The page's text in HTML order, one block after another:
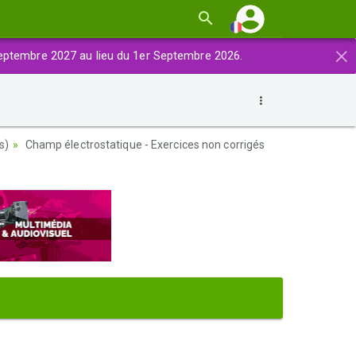
×
2027 au lieu du 1er Septembre 2026.
Champ électrostatique - Exercices non corrigés